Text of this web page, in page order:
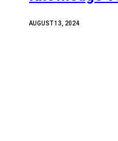
AUGUST 13, 2024